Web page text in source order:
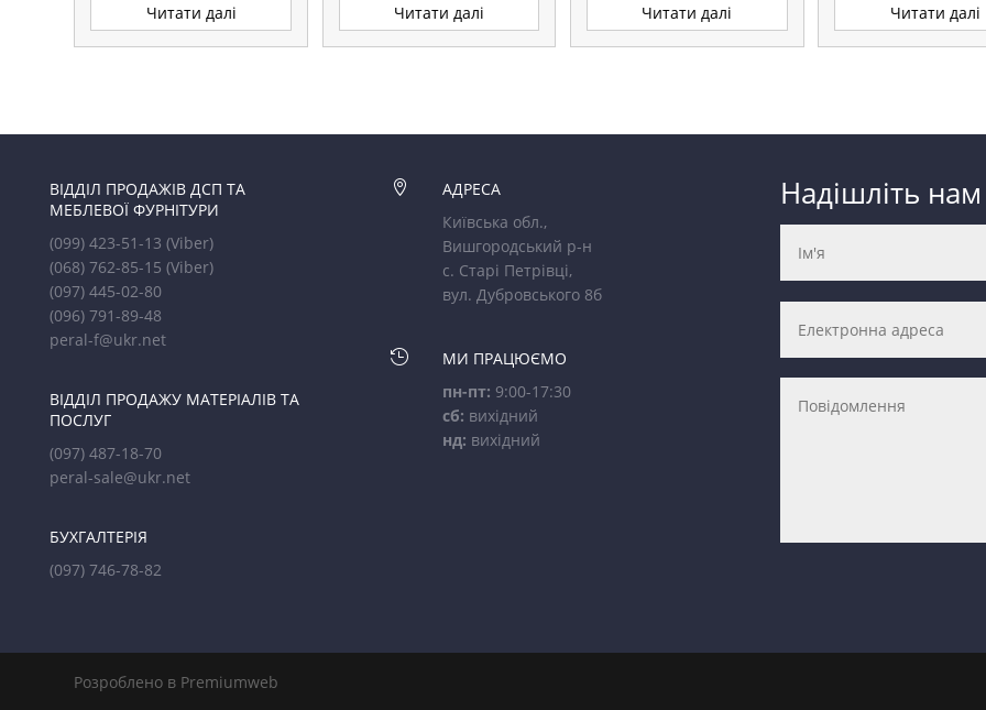
Читати далі Читати далі Читати далі Читати далі
ВІДДІЛ ПРОДАЖІВ ДСП ТА
МЕБЛЕВОЇ ФУРНІТУРИ
(099) 423-51-13(Viber)
(068) 762-85-15(Viber)
(097) 445-02-80
(096) 791-89-48
peral-f@ukr.net
ВІДДІЛ ПРОДАЖУ МАТЕРІАЛІВ ТА
ПОСЛУГ
(097) 487-18-70
peral-sale@ukr.net
БУХГАЛТЕРІЯ
(097) 746-78-82

АДРЕСА
Київська обл.,
Вишгородський р-н
с. Старі Петрівці,
вул. Дубровського 8б

МИ ПРАЦЮЄМО
пн-пт: 9:00-17:30
сб: вихідний
нд: вихідний
Надішліть
Розроблено в Premiumweb